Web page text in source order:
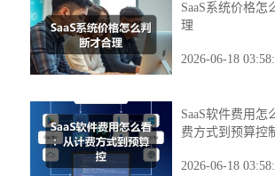
SaaS系统价格怎
理
2026-06-18
SaaS软件费用怎
费方式到预算控
2026-06-18